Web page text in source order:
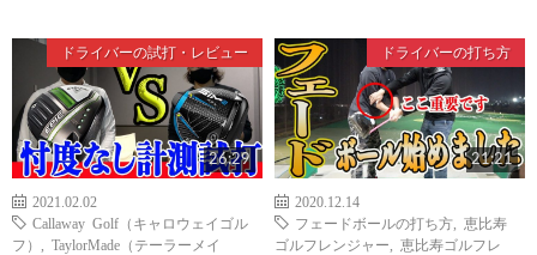
ドライバーの試打・レビュー
26:29
2021.02.02
Callaway Golf（キャロウェイゴル
フ）
TaylorMade（テーラーメイ
ドライバーの打ち方
21:21
2020.12.14
フェードボールの打ち方
恵比寿
ゴルフレンジャー
恵比寿ゴルフレ